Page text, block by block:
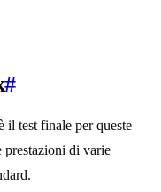
#
il test finale per queste
prestazioni di varie